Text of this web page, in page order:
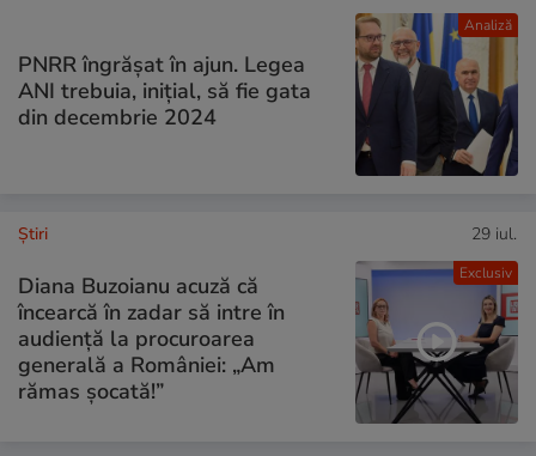
Analiză
PNRR îngrășat în ajun. Legea
ANI trebuia, inițial, să fie gata
din decembrie 2024
Exclusiv
Ştiri 29 iul.
Diana Buzoianu acuză că
încearcă în zadar să intre în
audiență la procuroarea
generală a României: „Am
rămas șocată!”